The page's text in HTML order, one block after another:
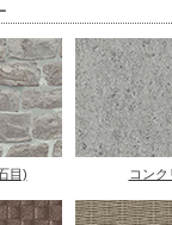
目) コンク